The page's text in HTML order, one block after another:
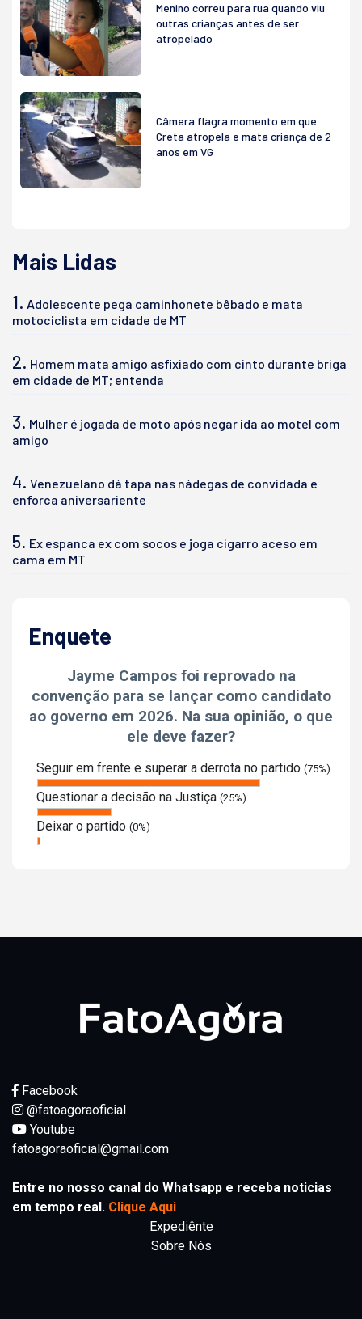
Menino correu para rua quando viu
outras crianças antes de ser
atropelado
Câmera flagra momento em que
Creta atropela e mata criança de 2
anos em VG
Mais Lidas
1. Adolescente pega caminhonete bêbado e mata
motociclista em cidade de MT
2. Homem mata amigo asfixiado com cinto durante briga
em cidade de MT; entenda
3. Mulher é jogada de moto após negar ida ao motel com
amigo
4. Venezuelano dá tapa nas nádegas de convidada e
enforca aniversariente
5. Ex espanca ex com socos e joga cigarro aceso em
cama em MT
Enquete
Jayme Campos foi reprovado na
convenção para se lançar como candidato
ao governo em 2026. Na sua opinião, o que
ele deve fazer?
Seguir em frente e superar a derrota no partido (75%)
Questionar a decisão na Justiça (25%)
Deixar o partido (0%)
Facebook
@fatoagoraoficial
Youtube
fatoagoraoficial@gmail.com
Entre no nosso canal do Whatsapp e receba noticias
em tempo real. Clique Aqui
Expediênte
Sobre Nós